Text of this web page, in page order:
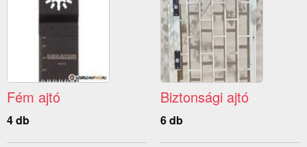
Fém ajtó
4 db
Biztonsági ajtó
6 db